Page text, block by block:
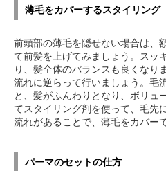
薄毛をカバーするスタイリング
前頭部の薄毛を隠せない場合は、
て前髪を上げてみましょう。スッ
り、髪全体のバランスも良くなり
流れに逆らって行いましょう。毛
と、髪がふんわりとなり、ボリュ
てスタイリング剤を使って、毛先
流れがあることで、薄毛をカバー
パーマのセットの仕方